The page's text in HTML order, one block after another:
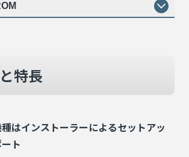
特長
はインストーラーによるセットアッ
ト